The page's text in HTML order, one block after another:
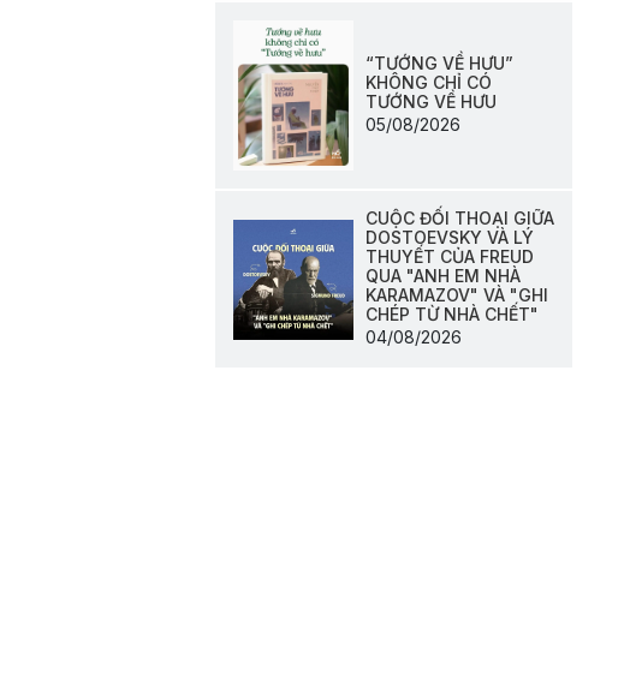
“TƯỚNG VỀ HƯU”
KHÔNG CHỈ CÓ
TƯỚNG VỀ HƯU
05/08/2026
CUỘC ĐỐI THOẠI GIỮA
DOSTOEVSKY VÀ LÝ
THUYẾT CỦA FREUD
QUA "ANH EM NHÀ
KARAMAZOV" VÀ "GHI
CHÉP TỪ NHÀ CHẾT"
04/08/2026